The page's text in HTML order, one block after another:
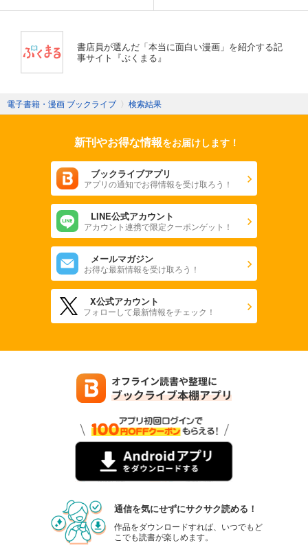
書店員が選んだ「本当に面白い漫画」を紹介する記
事サイト『ぶくまる』
電子書籍・漫画 ブックライブ 〉 検索結果
新刊やお得な情報をお届けします！
ブックライブアプリ
アプリの通知でお得情報を受け取ろう！
LINE公式アカウント
アカウント連携で限定クーポンゲット！
メールマガジン
お得な最新情報を受け取ろう！
X公式アカウント
フォローして最新情報をチェック！
通信を気にせずにサクサク読める！
作品をダウンロードすれば、いつでもど
こでも読書が楽しめます。